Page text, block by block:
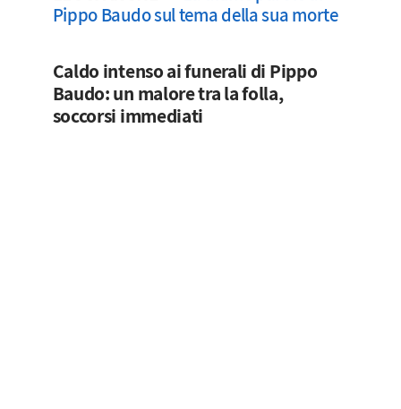
Pippo Baudo sul tema della sua morte
Caldo intenso ai funerali di Pippo
Baudo: un malore tra la folla,
soccorsi immediati